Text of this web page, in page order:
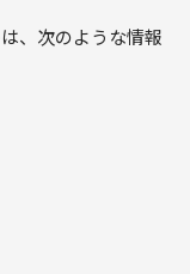
、次のような情報